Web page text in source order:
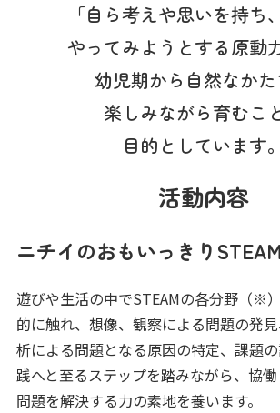
「自ら考えや思いを持ち
やってみようとする原動
幼児期から自然なか
楽しみながら育むこ
目的としています。
活動内容
ニチイのおもいっきりSTEAM
遊びや生活の中でSTEAMの各分野（※
的に触れ、想像、観察による問題の発
析による問題となる原因の特定、課題
践へと至るステップを踏みながら、協
問題を解決する力の素地を養います。